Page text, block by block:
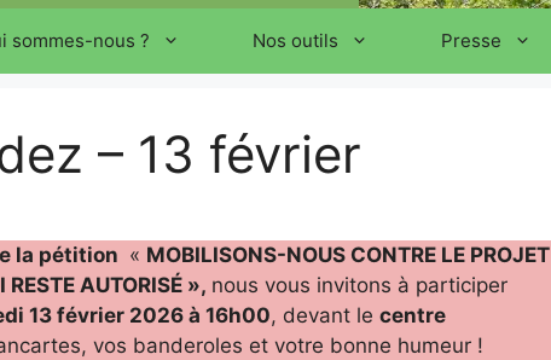
sommes-nous ? Nos outils Presse
– 13 février
la pétition « MOBILISONS-NOUS CONTRE LE PROJET
RESTE AUTORISÉ », nous vous invitons à participer
13 février 2026 à 16h00, devant le centre
vos banderoles et votre bonne humeur !